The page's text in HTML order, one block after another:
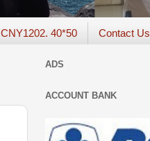
CNY1202. 40*50 Contact Us
ADS
ACCOUNT BANK